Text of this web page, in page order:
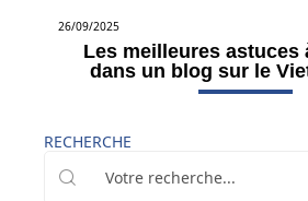
26/09/2025
Les meilleures astuces
dans un blog sur le
RECHERCHE